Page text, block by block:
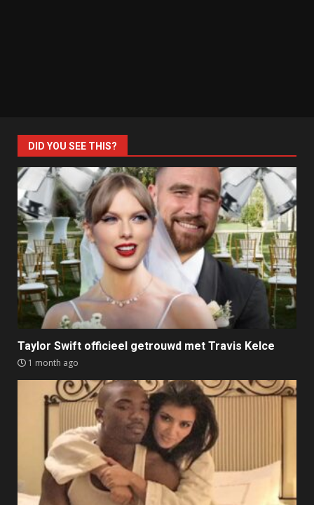
DID YOU SEE THIS?
Taylor Swift officieel getrouwd met Travis Kelce
1 month ago